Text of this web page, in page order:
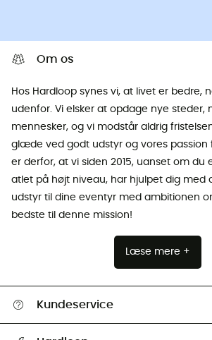
Om os
Hos Hardloop synes vi, at livet er bedre,
udenfor. Vi elsker at opdage nye steder,
mennesker, og vi modstår aldrig
glæde ved godt udstyr og vores passion
er derfor, at vi siden 2015, uanset om du
atlet på højt niveau, har hjulpet dig med
udstyr til dine eventyr med ambitionen
bedste til denne mission!
Læse mere +
Kundeservice